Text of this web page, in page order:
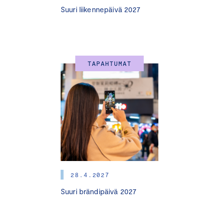
Suuri liikennepäivä 2027
TAPAHTUMAT
28.4.2027
Suuri brändipäivä 2027